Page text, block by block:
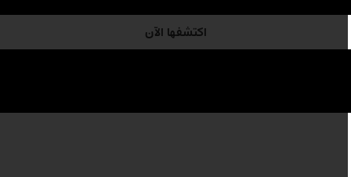
اكتشفها الآن